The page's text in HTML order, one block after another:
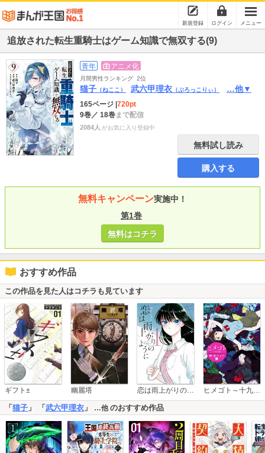
新規登録 ログイン メニュー
追放された転生重騎士はゲーム知識で無双する(9)
青年 アニメ化
月間男性ランキング 2位
猫子 （ねここ） 武六甲理衣 （ぶろっこりぃ） …他▼
165ページ 720pt
9巻／ 18巻まで配信
2084人 がお気に入り登録中
無料試し読み
購入する
無料キャンペーン実施中！
第1巻
無料はコチラ
おすすめ作品
この作品を見た人はコチラも見ています
ギフト± 幽麗塔 恋は雨上がりのように ヒメゴト～十九歳の制服～
「 猫子 」 「 武六甲理衣 」 …他のおすすめ作品